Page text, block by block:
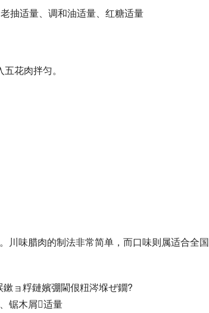
抽适量、调和油适量、红糖适量
花肉拌匀。
川味腊肉的制法非常简单，而口味则属适合全国
ョ粰鏈嬪弸閫佷粈涔堢ぜ鐗?
锯木屑适量